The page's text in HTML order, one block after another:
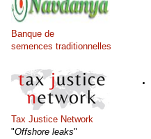
Banque de
semences traditionnelles
Tax Justice Network
"Offshore leaks"